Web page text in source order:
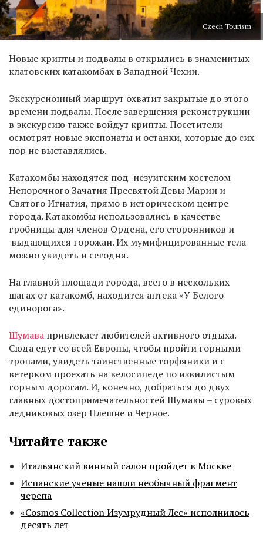
Czech Tourism
Новые крипты и подвалы в открылись в знаменитых
клатовских катакомбах в Западной Чехии.
Экскурсионный маршрут охватит закрытые до этого
времени подвалы. После завершения реконструкции
в экскурсию также войдут крипты. Посетители
осмотрят новые экспонаты и останки, которые до сих
пор не выставлялись.
Катакомбы находятся под иезуитским костелом
Непорочного Зачатия Пресвятой Девы Марии и
Святого Игнатия, прямо в историческом центре
города. Катакомбы использовались в качестве
гробницы для членов Ордена, его сторонников и
выдающихся горожан. Их мумифицированные тела
можно увидеть и сегодня.
На главной площади города, всего в нескольких
шагах от катакомб, находится аптека «У Белого
единорога».
Шумава привлекает любителей активного отдыха.
Сюда едут со всей Европы, чтобы пройти горными
тропами, увидеть таинственные торфяники и с
ветерком проехать на велосипеде по извилистым
горным дорогам. И, конечно, добраться до двух
главных достопримечательностей Шумавы – суровых
ледниковых озер Плешне и Черное.
Читайте также
Итальянский винный салон пройдет в Москве
Испанские ученые нашли необычный фрагмент
черепа
«Cosmos Collection Изумрудный Лес» исполнилось
десять лет